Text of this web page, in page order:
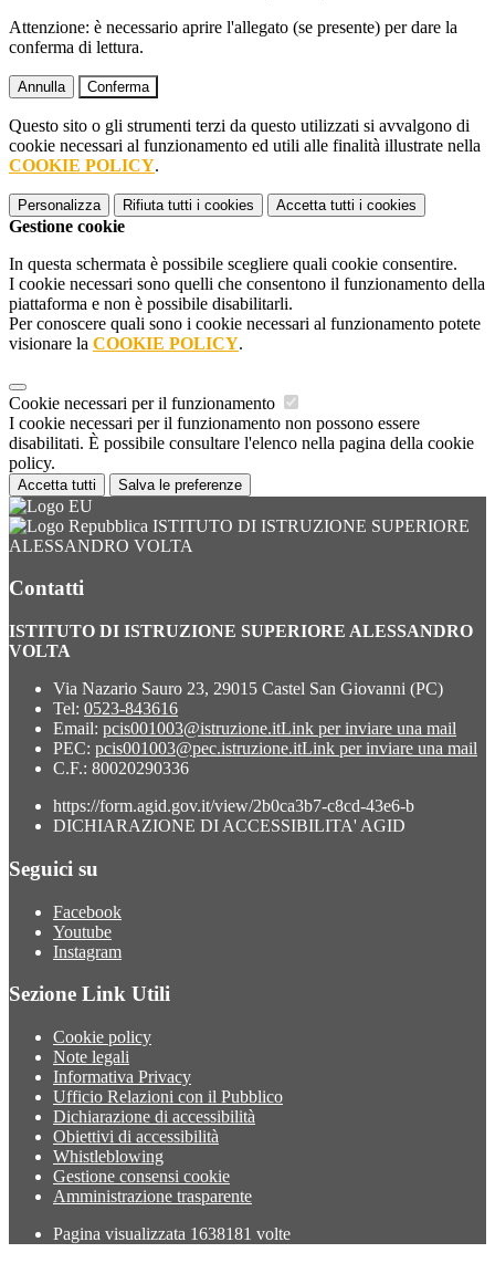
Attenzione: è necessario aprire l'allegato (se presente) per dare la
conferma di lettura.
Annulla Conferma
Questo sito o gli strumenti terzi da questo utilizzati si avvalgono di
cookie necessari al funzionamento ed utili alle finalità illustrate nella
COOKIE POLICY.
Personalizza Rifiuta tutti i cookies Accetta tutti i cookies
Gestione cookie
In questa schermata è possibile scegliere quali cookie consentire.
I cookie necessari sono quelli che consentono il funzionamento della
piattaforma e non è possibile disabilitarli.
Per conoscere quali sono i cookie necessari al funzionamento potete
visionare la COOKIE POLICY.
Cookie necessari per il funzionamento
I cookie necessari per il funzionamento non possono essere
disabilitati. È possibile consultare l'elenco nella pagina della cookie
policy.
Accetta tutti Salva le preferenze
ISTITUTO DI ISTRUZIONE SUPERIORE
ALESSANDRO VOLTA
Contatti
ISTITUTO DI ISTRUZIONE SUPERIORE ALESSANDRO
VOLTA
Via Nazario Sauro 23, 29015 Castel San Giovanni (PC)
Tel: 0523-843616
Email: pcis001003@istruzione.itLink per inviare una mail
PEC: pcis001003@pec.istruzione.itLink per inviare una mail
C.F.: 80020290336
https://form.agid.gov.it/view/2b0ca3b7-c8cd-43e6-b
DICHIARAZIONE DI ACCESSIBILITA' AGID
Seguici su
Facebook
Youtube
Instagram
Sezione Link Utili
Cookie policy
Note legali
Informativa Privacy
Ufficio Relazioni con il Pubblico
Dichiarazione di accessibilità
Obiettivi di accessibilità
Whistleblowing
Gestione consensi cookie
Amministrazione trasparente
Pagina visualizzata 1638181 volte